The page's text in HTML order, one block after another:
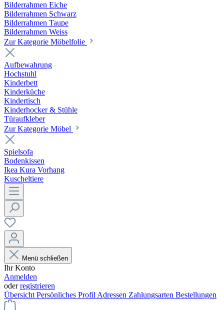
Bilderrahmen Eiche
Bilderrahmen Schwarz
Bilderrahmen Taupe
Bilderrahmen Weiss
Zur Kategorie Möbelfolie
Aufbewahrung
Hochstuhl
Kinderbett
Kinderküche
Kindertisch
Kinderhocker & Stühle
Türaufkleber
Zur Kategorie Möbel
Spielsofa
Bodenkissen
Ikea Kura Vorhang
Kuscheltiere
Menü schließen
Ihr Konto
Anmelden
oderregistrieren
Übersicht Persönliches Profil Adressen Zahlungsarten Bestellungen